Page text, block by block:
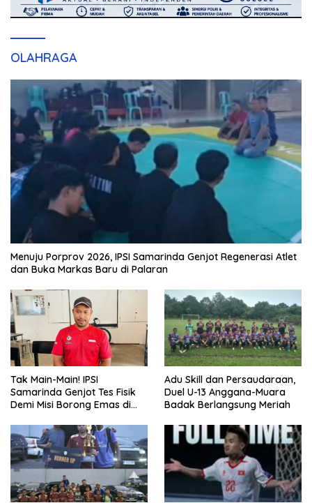
OLAHRAGA
Menuju Porprov 2026, IPSI Samarinda Genjot Regenerasi Atlet
dan Buka Markas Baru di Palaran
Tak Main-Main! IPSI
Samarinda Genjot Tes Fisik
Demi Misi Borong Emas di
Adu Skill dan Persaudaraan,
Duel U-13 Anggana-Muara
Badak Berlangsung Meriah